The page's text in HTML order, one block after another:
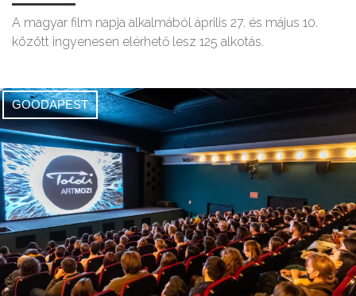
A magyar film napja alkalmából április 27. és május 10.
között ingyenesen elérhető lesz 125 alkotás.
GOODAPEST